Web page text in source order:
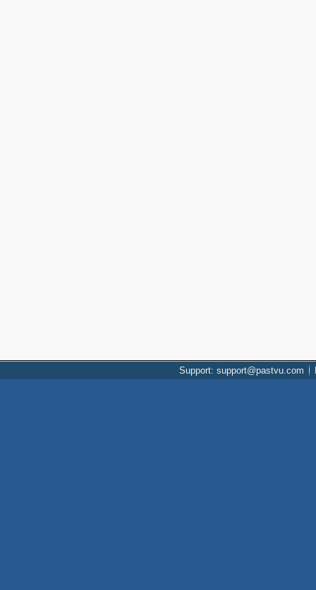
Support: support@pastvu.com